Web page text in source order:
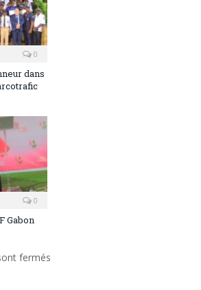
0
dans
0
Gabon
fermés